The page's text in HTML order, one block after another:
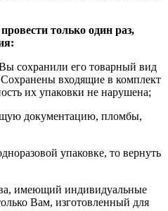
только один раз,
сохранили его товарный вид
Сохранены входящие в комплект
их упаковки не нарушена;
документацию, пломбы,
упаковке, то вернуть
имеющий индивидуальные
Вам, изготовленный для